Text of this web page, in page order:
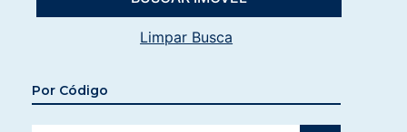
Limpar Busca
Por Código